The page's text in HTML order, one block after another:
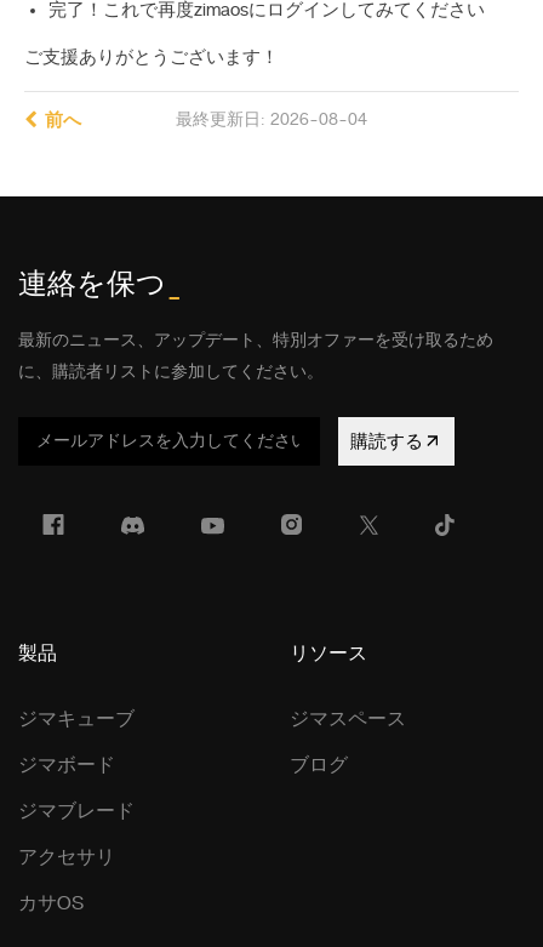
完了！これで再度zimaosにログインしてみてください
ご支援ありがとうございます！
最終更新日: 2026-08-04
前へ
連絡を保つ
最新のニュース、アップデート、特別オファーを受け取るため
に、購読者リストに参加してください。
購読する
製品
ジマキューブ
ジマボード
ジマブレード
アクセサリ
カサOS
リソース
ジマスペース
ブログ